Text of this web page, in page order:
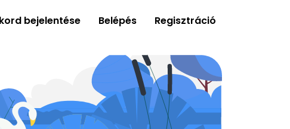
bejelentése Belépés Regisztráció